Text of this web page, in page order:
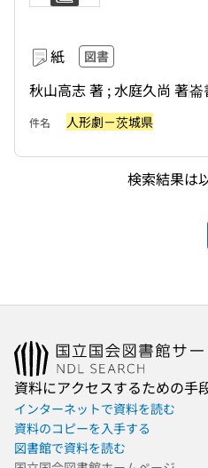
紙 図書
秋山高志 著 ; 水庭久尚 著崙
件名 人形劇－茨城県
検索結果は
資料にアクセスするための手
インターネットで資料を読む
資料のコピーを入手する
図書館で資料を読む